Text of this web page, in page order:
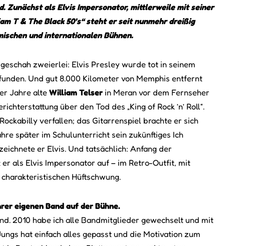
Zunächst als Elvis Impersonator, mittlerweile mit seiner
T & The Black 50’s“ steht er seit nunmehr dreißig
und internationalen Bühnen.
geschah zweierlei: Elvis Presley wurde tot in seinem
Und gut 8.000 Kilometer von Memphis entfernt
Jahre alte William Telser in Meran vor dem Fernseher
über den Tod des „King of Rock ’n’ Roll“.
verfallen; das Gitarrenspiel brachte er sich
später im Schulunterricht sein zukünftiges Ich
er Elvis. Und tatsächlich: Anfang der
als Elvis Impersonator auf – im Retro-Outfit, mit
Hüftschwung.
eigenen Band auf der Bühne.
2010 habe ich alle Bandmitglieder gewechselt und mit
hat einfach alles gepasst und die Motivation zum